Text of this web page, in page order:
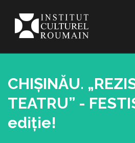
CHIȘINĂU.
TEATRU” -
ediție!